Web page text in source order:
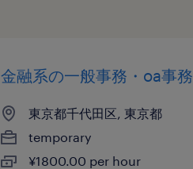
金融系の一般事務・oa事務
東京都千代田区, 東京都
temporary
¥1800.00 per hour